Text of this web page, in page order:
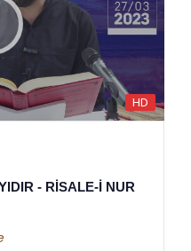
HD
- RİSALE-İ NUR